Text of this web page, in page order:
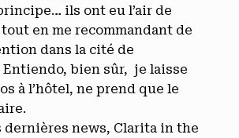
ils ont eu l’air de
tout en me recommandant de
dans la cité de
Entiendo, bien sûr, je laisse
à l’hôtel, ne prend que le
dernières news, Clarita in the